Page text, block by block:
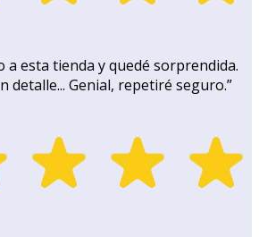
a esta tienda y quedé sorprendida.
detalle... Genial, repetiré seguro.”